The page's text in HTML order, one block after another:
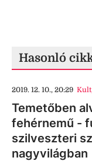
Hasonló
2019. 12. 10., 20:29 Kult
Temetőben
fehérnemű -
szilveszteri
nagyvilágban